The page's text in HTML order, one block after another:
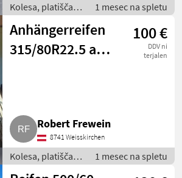
Kolesa, platišča in
pnevmatike /
Pnevmatika za
priklopnik
1 mesec na spletu
Anhängerreifen
315/80R22.5 auf
100 €
DDV ni
terjalen
Robert Frewein
8741 Weisskirchen
Kolesa, platišča in
pnevmatike /
1 mesec na spletu